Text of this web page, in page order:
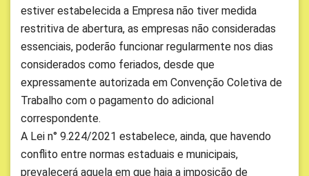
estiver estabelecida a Empresa não tiver medida
restritiva de abertura, as empresas não consideradas
essenciais, poderão funcionar regularmente nos dias
considerados como feriados, desde que
expressamente autorizada em Convenção Coletiva de
Trabalho com o pagamento do adicional
correspondente.
A Lei n° 9.224/2021 estabelece, ainda, que havendo
conflito entre normas estaduais e municipais,
prevalecerá aquela em que haja a imposição de